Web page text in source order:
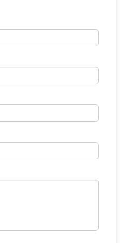
S/85
COMPRAR
S/85
COMPRAR
S/85